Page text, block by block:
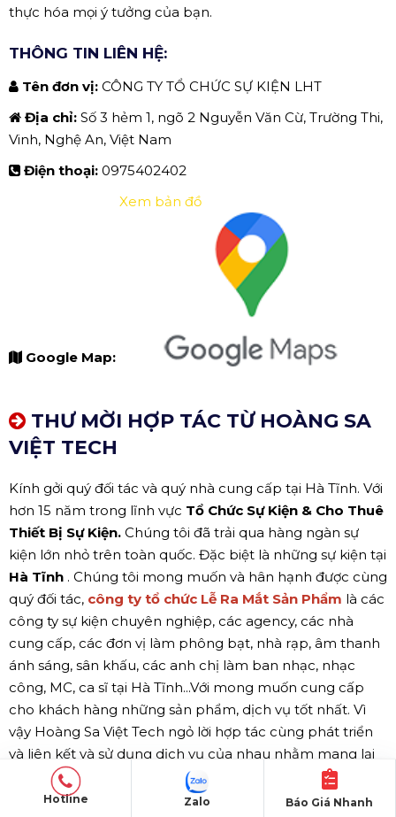
thực hóa mọi ý tưởng của bạn.
THÔNG TIN LIÊN HỆ:
Tên đơn vị: CÔNG TY TỔ CHỨC SỰ KIỆN LHT
Địa chỉ: Số 3 hẻm 1, ngõ 2 Nguyễn Văn Cừ, Trường Thi,
Vinh, Nghệ An, Việt Nam
Điện thoại: 0975402402
Google Map:
Xem bản đồ
THƯ MỜI HỢP TÁC TỪ HOÀNG SA
VIỆT TECH
Kính gởi quý đối tác và quý nhà cung cấp tại Hà Tĩnh. Với
hơn 15 năm trong lĩnh vực Tổ Chức Sự Kiện & Cho Thuê
Thiết Bị Sự Kiện. Chúng tôi đã trải qua hàng ngàn sự
kiện lớn nhỏ trên toàn quốc. Đặc biệt là những sự kiện tại
Hà Tĩnh . Chúng tôi mong muốn và hân hạnh được cùng
quý đối tác, công ty tổ chức Lễ Ra Mắt Sản Phẩm là các
công ty sự kiện chuyên nghiệp, các agency, các nhà
cung cấp, các đơn vị làm phông bạt, nhà rạp, âm thanh
ánh sáng, sân khấu, các anh chị làm ban nhạc, nhạc
công, MC, ca sĩ tại Hà Tĩnh...Với mong muốn cung cấp
cho khách hàng những sản phẩm, dịch vụ tốt nhất. Vì
vậy Hoàng Sa Việt Tech ngỏ lời hợp tác cùng phát triển
và liên kết và sử dụng dịch vụ của nhau nhằm mang lại
giá trị phát triển cho đôi bên...
Thông tin hợp tác xin
liên hệ tại:08.6631.4466
Mr Hiền Phạm CEO - Hoàng
Hotline Báo Giá Nhanh
Zalo